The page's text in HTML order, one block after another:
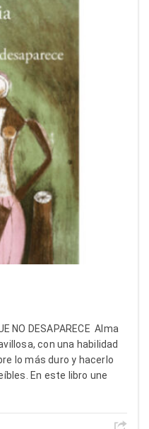
DESAPARECE Alma
con una habilidad
lo más duro y hacerlo
En este libro une